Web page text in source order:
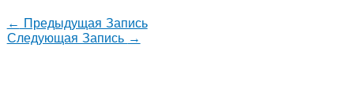
← Предыдущая Запись
Следующая Запись →